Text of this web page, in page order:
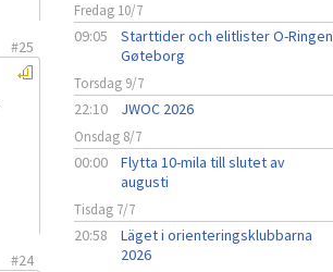
#25
#24
Fredag 10/7
09:05
Starttider och elitlister O-Ringen
Gøteborg
Torsdag 9/7
22:10 JWOC 2026
Onsdag 8/7
00:00
Flytta 10-mila till slutet av
augusti
Tisdag 7/7
20:58
Läget i orienteringsklubbarna
2026